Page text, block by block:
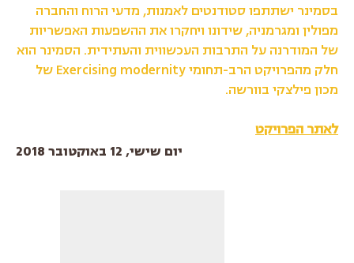
בסמינר ישתתפו סטודנטים לאמנות, מדעי הרוח והחברה
מפולין ומגרמניה, שידונו ויחקרו את ההשפעות האפשריות
של המודרנה על התרבות העכשווית והעתידית. הסמינר הוא
חלק מהפרויקט הרב-תחומי Exercising modernity של
מכון פילצקי בוורשה.
לאתר הפרויקט
יום שישי, 12 באוקטובר 2018